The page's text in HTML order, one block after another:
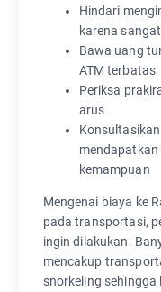
Hindari
karena
Bawa uang
ATM terbatas
Periksa
arus
kemampuan
Mengenai biaya ke
pada transportasi,
ingin dilakukan.
mencakup
snorkeling sehingga